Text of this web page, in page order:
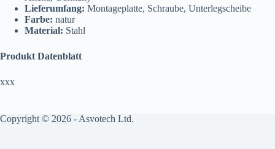
Lieferumfang: Montageplatte, Schraube, Unterlegscheibe
Farbe: natur
Material: Stahl
Produkt Datenblatt
xxx
Copyright © 2026 - Asvotech Ltd.